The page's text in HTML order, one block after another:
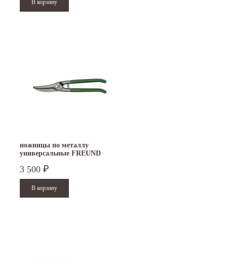
ножницы по металлу
универсальные FREUND
3 500 ₽